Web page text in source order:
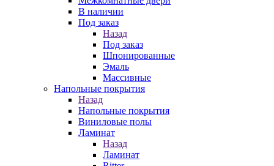
В наличии
Под заказ
Назад
Под заказ
Шпонированные
Эмаль
Массивные
Напольные покрытия
Назад
Напольные покрытия
Виниловые полы
Ламинат
Назад
Ламинат